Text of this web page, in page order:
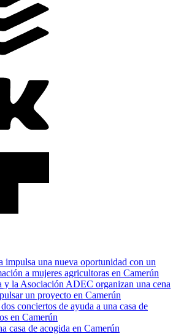
impulsa una nueva oportunidad con un
a mujeres agricultoras en Camerún
y la Asociación ADEC organizan una cena
un proyecto en Camerún
conciertos de ayuda a una casa de
en Camerún
casa de acogida en Camerún